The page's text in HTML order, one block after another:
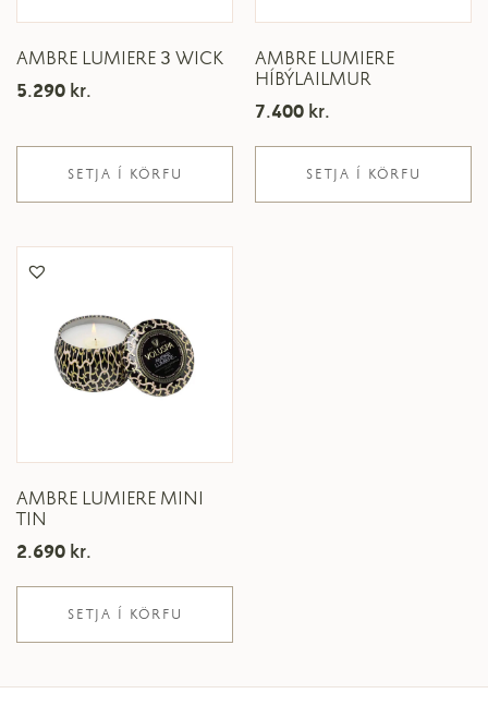
AMBRE LUMIERE 3 WICK
5.290 kr.
SETJA Í KÖRFU
AMBRE LUMIERE
HÍBÝLAILMUR
7.400 kr.
SETJA Í KÖRFU
AMBRE LUMIERE MINI
TIN
2.690 kr.
SETJA Í KÖRFU